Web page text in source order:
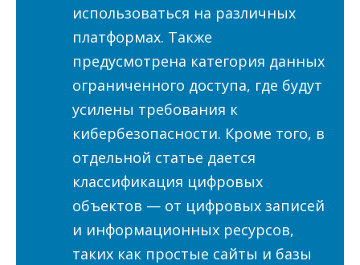
использоваться на различных
платформах. Также
предусмотрена категория данных
ограниченного доступа, где будут
усилены требования к
кибербезопасности. Кроме того, в
отдельной статье дается
классификация цифровых
объектов — от цифровых записей
и информационных ресурсов,
таких как простые сайты и базы